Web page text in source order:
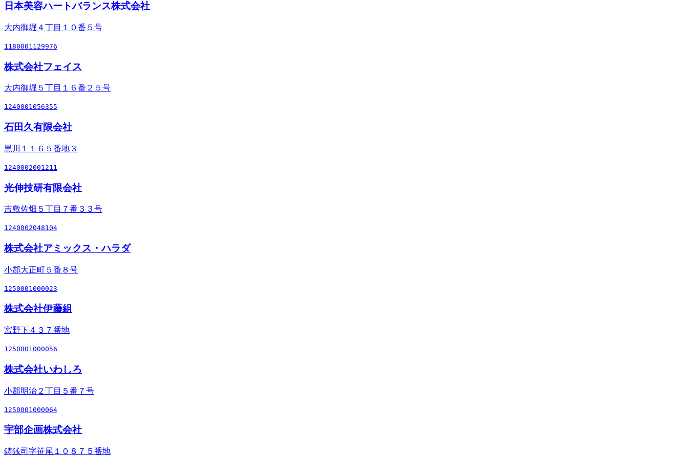
日本美容ハートバランス株式会社
大内御堀４丁目１０番５号
1180001129976
株式会社フェイス
大内御堀５丁目１６番２５号
1240001056355
石田久有限会社
黒川１１６５番地３
1240002001211
光伸技研有限会社
吉敷佐畑５丁目７番３３号
1240002048104
株式会社アミックス・ハラダ
小郡大正町５番８号
1250001000023
株式会社伊藤組
宮野下４３７番地
1250001000056
株式会社いわしろ
小郡明治２丁目５番７号
1250001000064
宇部企画株式会社
鋳銭司字笹尾１０８７５番地